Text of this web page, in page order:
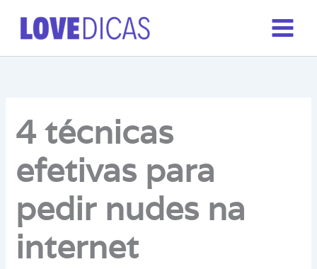
para
4 técnicas
efetivas para
pedir nudes na
internet